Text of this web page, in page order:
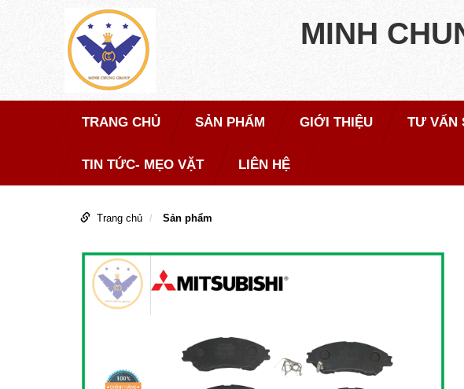
MINH
TRANG CHỦ SẢN PHẨM GIỚI THIỆU TƯ VẤN
TIN TỨC- MẸO VẶT LIÊN HỆ
Trang chủ Sản phẩm